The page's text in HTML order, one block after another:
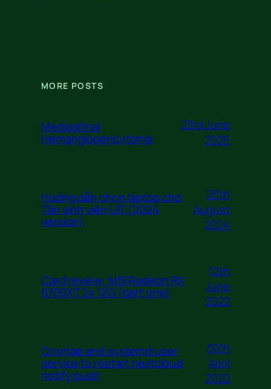
MORE POSTS
Mediastinal
Hemangiopericytoma
23rd June
2025
Hướng dẫn chọn laptop cho
Tân sinh viên UIT (2024
version)
25th
August
2024
Card review: MSI Radeon RX
6700XT 2x 12G (part one)
12th
June
2022
Crontab and systemd user
service to restart nextcloud
notify push
30th
April
2022